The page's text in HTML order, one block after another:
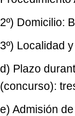
2º) Domicilio:
3º) Localidad
d) Plazo
(concurso):
e) Admisión